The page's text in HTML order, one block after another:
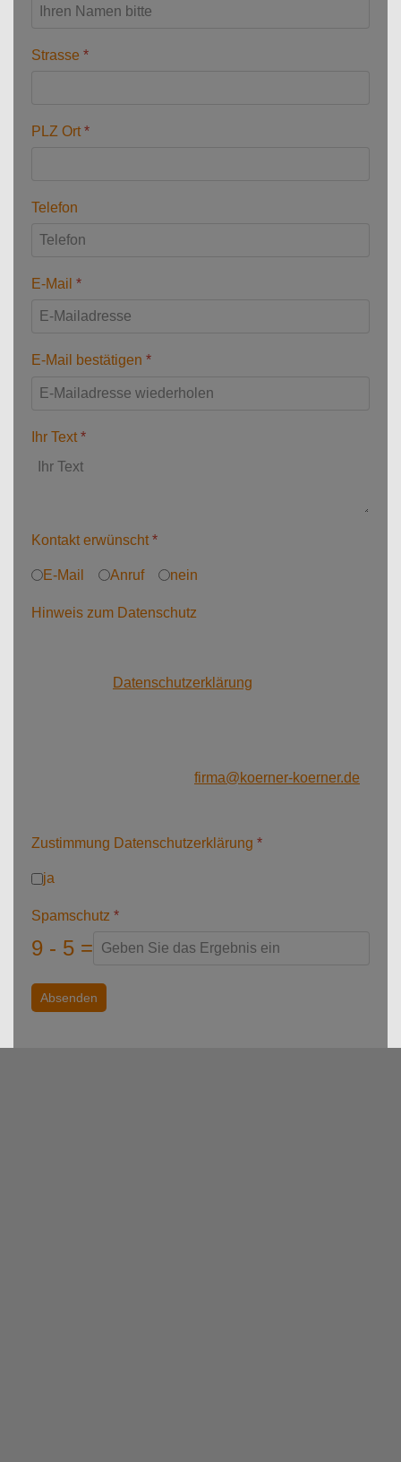
Strasse *
PLZ Ort*
Telefon
E-Mail *
E-Mail bestätigen *
Ihr Text*
Kontakt erwünscht*
E-Mail Anruf nein
Hinweis zum Datenschutz
Datenschutzerklärung
firma@koerner-koerner.de
Zustimmung Datenschutzerklärung *
ja
Spamschutz *
9 - 5 =
Absenden